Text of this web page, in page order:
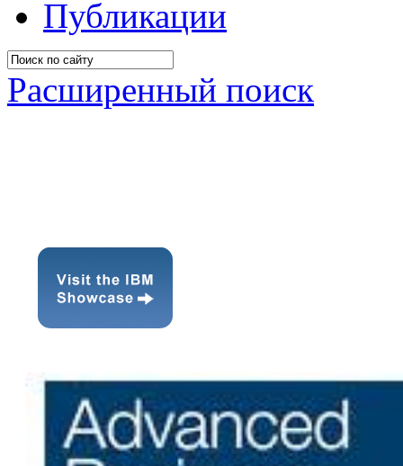
Публикации
Расширенный поиск